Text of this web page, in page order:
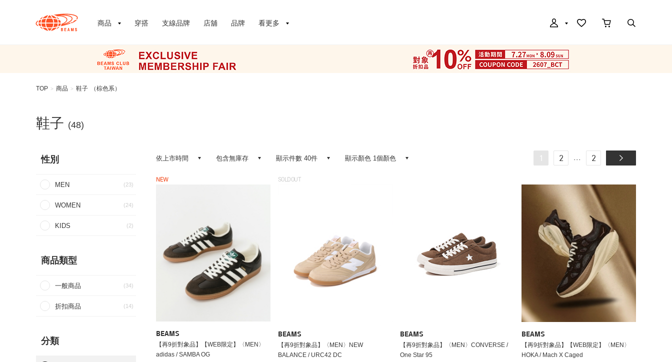
商品 穿搭 支線品牌 店舖 品牌 看更多
TOP > 商品 > 鞋子 （棕色系）
鞋子 (48)
性別
MEN (23)
WOMEN (24)
KIDS (2)
商品類型
一般商品 (34)
折扣商品 (14)
分類
依上市時間 包含無庫存 顯示件數 40件 顯示顏色 1個顏色 1 2 ... 2
NEW
BEAMS
【再9折對象品】【WEB限定】〈MEN〉
adidas / SAMBA OG
SOLDOUT
BEAMS
【再9折對象品】〈MEN〉NEW
BALANCE / URC42 DC
BEAMS
【再9折對象品】〈MEN〉CONVERSE /
One Star 95
BEAMS
【再9折對象品】【WEB限定】〈MEN〉
HOKA / Mach X Caged